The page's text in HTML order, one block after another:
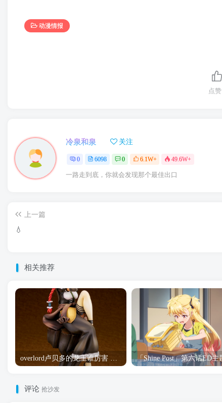
动漫情报
点赞
冷泉和泉 关注
0 6098 0 6.1W+ 49.6W+
只有在日常生活中尽责的人才会在重大时刻尽责
上一篇
💧
相关推荐
overlord卢贝多的龙王谁厉害 「Overlord」露普斯蕾琪娜·贝塔手办开订
评论 抢沙发